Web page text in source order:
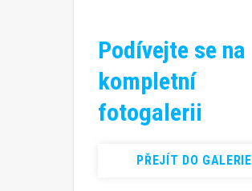
Podívejte se na
kompletní
fotogalerii
PŘEJÍT DO GALERIE